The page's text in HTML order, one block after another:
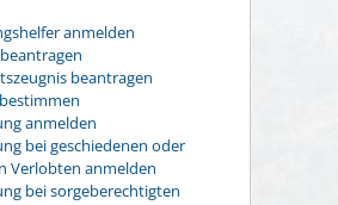
anmelden
beantragen
anmelden
bei geschiedenen oder
Verlobten anmelden
bei sorgeberechtigten